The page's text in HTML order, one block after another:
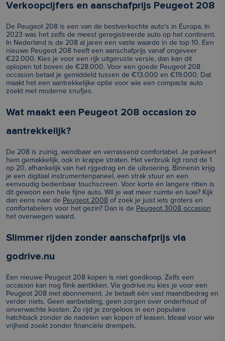
Verkoopcijfers en aanschafprijs Peugeot 208
De Peugeot 208 is een van de bestverkochte auto's in Europa. In
2023 was het zelfs de meest geregistreerde auto op het continent.
In Nederland is de 208 al jaren een vaste waarde in de top 10. Een
nieuwe Peugeot 208 heeft een aanschafprijs vanaf ongeveer
€22.000. Kies je voor een rijk uitgeruste versie, dan kan dit
oplopen tot boven de €28.000. Voor een goede Peugeot 208
occasion betaal je gemiddeld tussen de €13.000 en €19.000. Dat
maakt het een aantrekkelijke optie voor wie een compacte auto
zoekt met moderne snufjes.
Wat maakt een Peugeot 208 occasion zo
aantrekkelijk?
De 208 is zuinig, wendbaar en verrassend comfortabel. Je parkeert
hem gemakkelijk, ook in krappe straten. Het verbruik ligt rond de 1
op 20, afhankelijk van het rijgedrag en de uitvoering. Binnenin krijg
je een digitaal instrumentenpaneel, een strak stuur en een
eenvoudig bedienbaar touchscreen. Voor korte én langere ritten is
dit gewoon een hele fijne auto. Wil je wat meer ruimte en luxe? Kijk
dan eens naar de Peugeot 2008 of zoek je juist iets groters en
comfortabelers voor het gezin? Dan is de Peugeot 3008 occasion
het overwegen waard.
Slimmer rijden zonder aanschafprijs via
godrive.nu
Een nieuwe Peugeot 208 kopen is niet goedkoop. Zelfs een
occasion kan nog flink aantikken. Via godrive.nu kies je voor een
Peugeot 208 met abonnement. Je betaalt één vast maandbedrag en
verder niets. Geen aanbetaling, geen zorgen over onderhoud of
onverwachte kosten. Zo rijd je zorgeloos in een populaire
hatchback zonder de nadelen van kopen of leasen. Ideaal voor wie
vrijheid zoekt zonder financiële drempels.